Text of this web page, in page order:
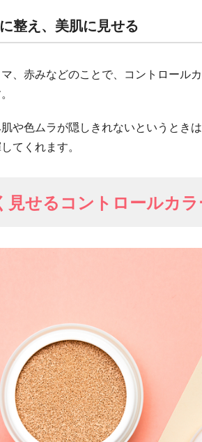
整え、美肌に見せる
、赤みなどのことで、コントロール
や色ムラが隠しきれないというとき
てくれます。
見せるコントロールカラ